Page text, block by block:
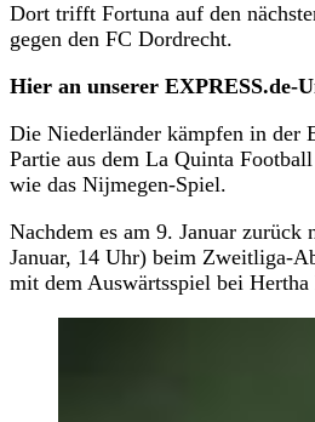
Dort trifft Fortuna auf den
gegen den FC Dordrecht.
Hier an unserer EXPRESS.de-
Die Niederländer kämpfen in der
Partie aus dem La Quinta
wie das Nijmegen-Spiel.
Nachdem es am 9. Januar
Januar, 14 Uhr) beim Zweitliga-
mit dem Auswärtsspiel bei